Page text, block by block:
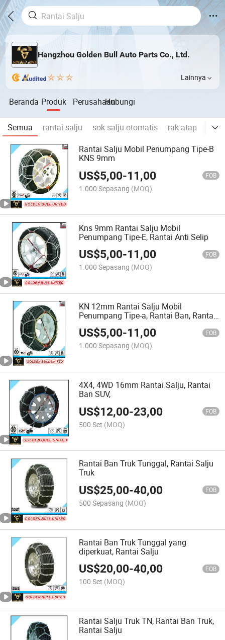
Hangzhou Golden Bull Auto Parts Co., Ltd.
Lainnya
Beranda Produk PerusahaanHubungi
Semua rantai salju sok salju otomatis rak atap
rak
Rantai Salju Mobil Penumpang Tipe-B
KNS 9mm
US$5,00-11,00 FOB
1.000 Sepasang (MOQ)
Kns 9mm Rantai Salju Mobil
Penumpang Tipe-E, Rantai Anti Selip
US$5,00-11,00 FOB
1.000 Sepasang (MOQ)
KN 12mm Rantai Salju Mobil
Penumpang Tipe-a, Rantai Ban, Rantai
Anti Selip
US$5,00-11,00 FOB
1.000 Sepasang (MOQ)
4X4, 4WD 16mm Rantai Salju, Rantai
Ban SUV,
US$12,00-23,00 FOB
500 Set (MOQ)
Rantai Ban Truk Tunggal, Rantai Salju
Truk
US$25,00-40,00 FOB
500 Sepasang (MOQ)
Rantai Ban Truk Tunggal yang
diperkuat, Rantai Salju
US$20,00-40,00 FOB
100 Set (MOQ)
Rantai Salju Truk TN, Rantai Ban Truk,
Rantai Salju